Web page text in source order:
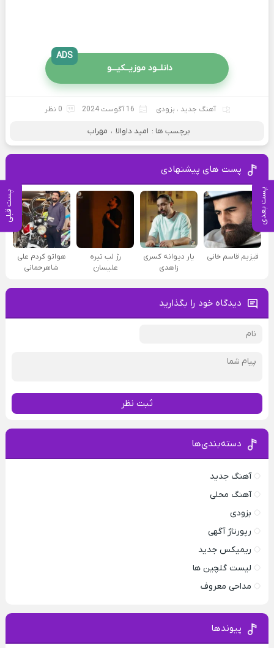
پست بعدی پست قبلی
دانلــود موزیــکیـــو
ADS
آهنگ جدید ، بزودی 16 آگوست 2024 0 نظر
برچسب ها : امید داوالا ، مهراب
پست های پیشنهادی
قیزیم قاسم خانی
یار دیوانه کسری
زاهدی
رژ لب تیره
علیسان
هواتو کردم علی
شاهرحمانی
دیدگاه خود را بگذارید
ثبت نظر
دسته‌بندی‌ها
آهنگ جدید
آهنگ محلی
بزودی
رپورتاژ آگهی
ریمیکس جدید
لیست گلچین ها
مداحی معروف
پیوندها